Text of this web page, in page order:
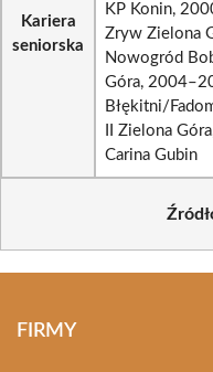
Kariera
seniorska
KP Konin,
Zryw Zielona
Nowogród
Góra,
Błękitni/
II Zielona
Carina Gubin
FIRMY